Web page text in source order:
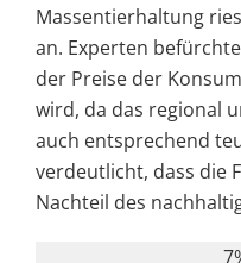
Massentierhaltung
an. Experten
der Preise der
wird, da das regional
auch entsprechend
verdeutlicht, dass die
Nachteil des